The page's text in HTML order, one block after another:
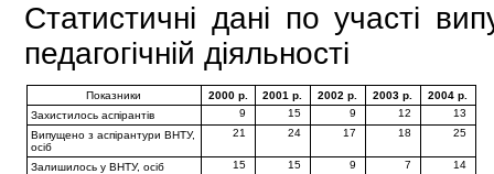
Статистичні дані по участі
педагогічній діяльності
Показники 2000 р. 2001 р. 2002 р. 2003 р.
2004 р.
Захистилось аспірантів
9 15 9 12
13
Випущено з аспірантури ВНТУ,
осіб
21 24 17 18 25
Залишилось у ВНТУ, осіб 15 15 9 7
14